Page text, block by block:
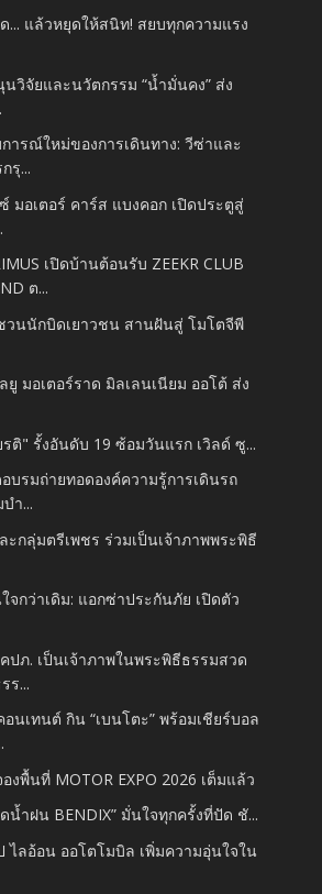
... แล้วหยุดให้สนิท! สยบทุกความแรง
นวิจัยและนวัตกรรม “น้ำมั่นคง” ส่ง
ารณ์ใหม่ของการเดินทาง: วีซ่าและ
รุ...
มอเตอร์ คาร์ส แบงคอก เปิดประตูสู่
เปิดบ้านต้อนรับ ZEEKR CLUB
ต...
วนนักบิดเยาวชน สานฝันสู่ โมโตจีพี
ยู มอเตอร์ราด มิลเลนเนียม ออโต้ ส่ง
รติ" รั้งอันดับ 19 ซ้อมวันแรก เวิลด์ ซู...
บรมถ่ายทอดองค์ความรู้การเดินรถ
ำ...
กลุ่มตรีเพชร ร่วมเป็นเจ้าภาพพระพิธี
จกว่าเดิม: แอกซ่าประกันภัย เปิดตัว
ปภ. เป็นเจ้าภาพในพระพิธีธรรมสวด
ร...
อนเทนต์ กิน “เบนโตะ” พร้อมเชียร์บอล
งพื้นที่ MOTOR EXPO 2026 เต็มแล้ว
น้ำฝน BENDIX” มั่นใจทุกครั้งที่ปัด ชั...
ไลอ้อน ออโตโมบิล เพิ่มความอุ่นใจใน